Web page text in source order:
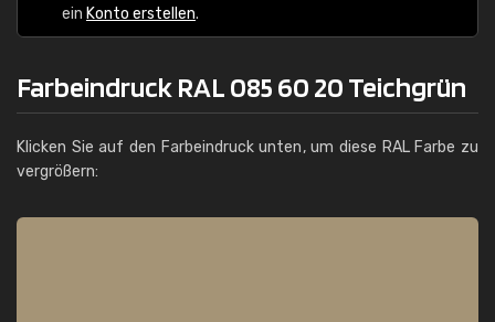
ein Konto erstellen.
Farbeindruck RAL 085 60 20 Teichgrün
Klicken Sie auf den Farbeindruck unten, um diese RAL Farbe zu
vergrößern: